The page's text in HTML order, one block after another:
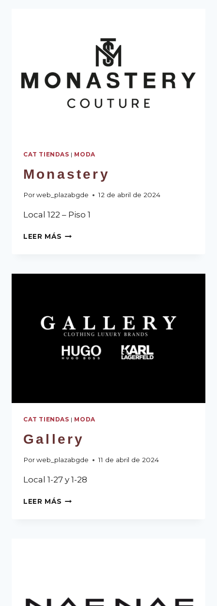
CAT TIENDAS | MODA
Monastery
Porweb_plazabgde 12 de abril de 2024
Local 122 – Piso 1
LEER MÁS
CAT TIENDAS | MODA
Gallery
Porweb_plazabgde 11 de abril de 2024
Local 1-27 y 1-28
LEER MÁS